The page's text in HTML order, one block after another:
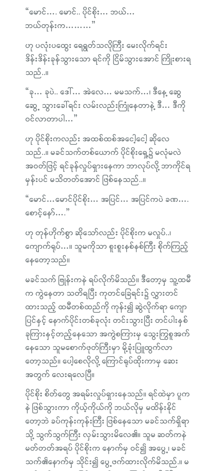
“မောင်…. မောင်.. ပိုင်စိုး… ဘယ်…
ဘယ်တုန်းက………”
ဟု ပလုံးပထွေး ရေရွတ်သလိုကြီး မေးလိုက်ရင်း
ဒိန်းဒိန်းခုန်သွားသော ရင်ကို ငြိမ်သွားအောင် ကြိုးစားရ
သည်..။
“ခု… ခုပဲ.. ဒေါ်… အဲလေ… မမသက်…၊ ဒီနေ့ ဆွေ
ဆွေ့ သွားခေါ်ရင်း လမ်းလည်းကြုံနေတာနဲ့ ဒီ… ဒီကို
ဝင်လာတာပါ…”
ဟု ပိုင်စိုးကလည်း အထစ်ထစ်အငေါ့ငေါ့ ဆိုလေ
သည်..။ မခင်သက်တစ်ယောက် ပိုင်စိုးရှေ့၌ မလုံမလဲ
အဝတ်ဖြင့် ရင်ခုန်လှုပ်ရှားနေကာ ဘာလုပ်လို့ ဘာကိုင်ရ
မှန်းပင် မသိတတ်အောင် ဖြစ်နေသည်..။
“မောင်…မောင်ပိုင်စိုး… အပြင်… အပြင်ကပဲ ခဏ….
စောင့်နော်….”
ဟု တုန်ဟိုက်စွာ ဆိုသော်လည်း ပိုင်စိုးက မလှုပ်..၊
ကျောက်ရုပ်…။ သူမကိုသာ စူးစူးနစ်နစ်ကြီး စိုက်ကြည့်
နေတော့သည်။
မခင်သက် ဗြုန်းကနဲ ရပ်လိုက်မိသည်။ ဒီတော့မှ သူ့ထမီ
က ကွဲနေတာ သတိရပြီး ကုတင်ခြေရင်း၌ လွှားတင်
ထားသည့် ထမီတစ်ထည်ကို ကုန်း၍ ဆွဲလိုက်ရာ ကျော
ပြင်နှင့် နောက်ပိုင်းတစ်ခုလုံး တင်းသွားပြီး တင်ပါးနှစ်
ခုကြားနှင့်တည့်နေသော အကွဲစကြားမှ သွေးကြွစူအက်
နေသော သူမစောက်ဖုတ်ကြီးမှာ မို့ခုံးပြူထွက်လာ
တော့သည်။ ပေါ့စေလိုလို့ ကြောင်ရုပ်ထိုးကာမှ ဆေး
အတွက် လေးရလေပြီ။
ပိုင်စိုး စိတ်တွေ အရမ်းလှုပ်ရှားနေသည်။ ရင်ထဲမှာ ပူက
နဲ ဖြစ်သွားကာ ကိုယ့်ကိုယ်ကို ဘယ်လိုမှ မထိန်းနိုင်
တော့ဘဲ ခပ်ကုန်းကုန်းကြီး ဖြစ်နေသော မခင်သက်ရှိရာ
သို့ သွက်သွက်ကြီး လှမ်းသွားမိလေ၏။ သူမ ဆတ်ကနဲ
မတ်တတ်အရပ် ပိုင်စိုးက နောက်မှ ဝင်၍ အပွေ့၊ မခင်
သက်၏နောက်မှ သိုင်း၍ ပွေ့ဖက်ထားလိုက်မိသည်.။ မ